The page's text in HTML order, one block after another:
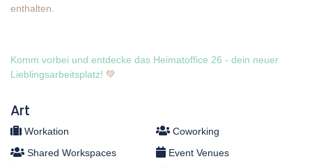
enthalten.
Komm vorbei und entdecke das Heimatoffice 26 - dein neuer
Lieblingsarbeitsplatz! 💚
Art
Workation
Coworking
Shared Workspaces
Event Venues